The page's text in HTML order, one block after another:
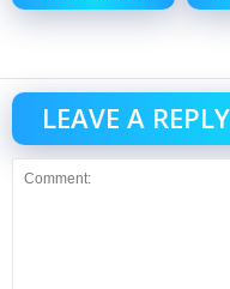
LEAVE A REPLY